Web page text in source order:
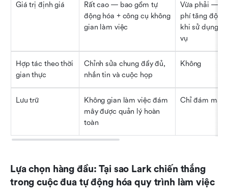
Giá trị định giá
Rất cao — bao gồm tự
động hóa + công cụ không
gian làm việc
Vừa phải —
phí tăng đột
khi sử dụng
vụ
Hợp tác theo thời
gian thực
Chỉnh sửa chung đầy đủ,
nhắn tin và cuộc họp
Không
Lưu trữ
Không gian làm việc đám
mây được quản lý hoàn
toàn
Chỉ đám mây
Lựa chọn hàng đầu: Tại sao Lark chiến thắng
trong cuộc đua tự động hóa quy trình làm việc